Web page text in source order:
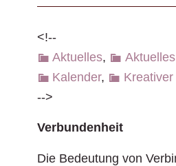
<!--
Aktuelles,
Kalender,
-->
Verbundenheit
Die Bedeutung von